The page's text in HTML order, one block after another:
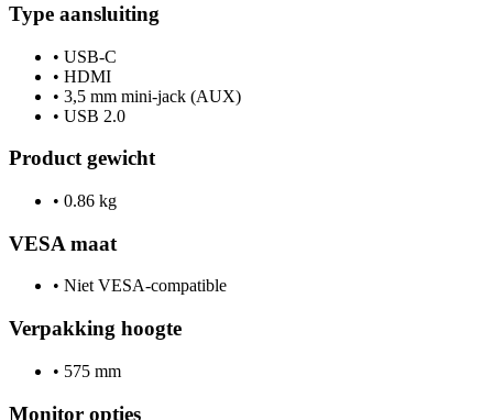
Type aansluiting
• USB-C
• HDMI
• 3,5 mm mini-jack (AUX)
• USB 2.0
Product gewicht
• 0.86 kg
VESA maat
• Niet VESA-compatible
Verpakking hoogte
• 575 mm
Monitor opties